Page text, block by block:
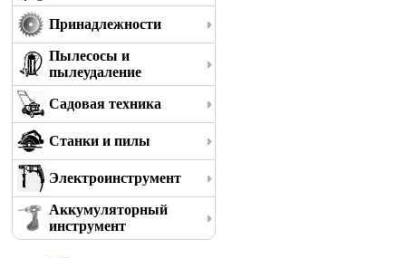
Принадлежности
Пылесосы и
пылеудаление
Садовая техника
Станки и пилы
Электроинструмент
Аккумуляторный
инструмент